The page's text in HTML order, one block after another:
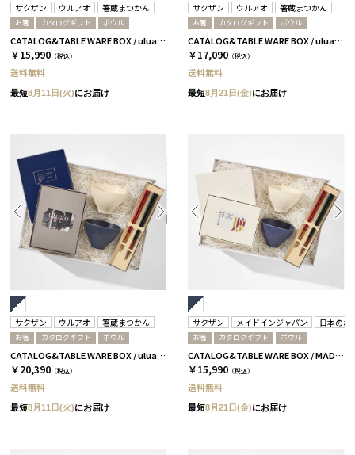
サクザン ウルアオ 箸蔵まつかん
お箸 カタログギフト ボウル
CATALOG&TABLE WARE BOX / uluao / ネイビー&ホワイト / 全5種 バジーリア
￥15,990 （税込）
送料無料
最短8月11日(火)にお届け
サクザン ウルアオ 箸蔵まつかん
お箸 カタログギフト ボウル
CATALOG&TABLE WARE BOX / uluao / ネイビー&ホワイト / 全5種 イヴェット
￥17,090 （税込）
送料無料
最短8月21日(金)にお届け
サクザン ウルアオ 箸蔵まつかん
お箸 カタログギフト ボウル
CATALOG&TABLE WARE BOX / uluao / ネイビー&ホワイト / 全5種 ザグーアン
￥20,390 （税込）
送料無料
最短8月11日(火)にお届け
サクザン メイドインジャパン 日本のお
お箸 カタログギフト ボウル
CATALOG&TABLE WARE BOX / MADE IN JAPAN / ネイビー&ホワイト / 全5種 C MJ08＋蓮
￥15,990 （税込）
送料無料
最短8月21日(金)にお届け